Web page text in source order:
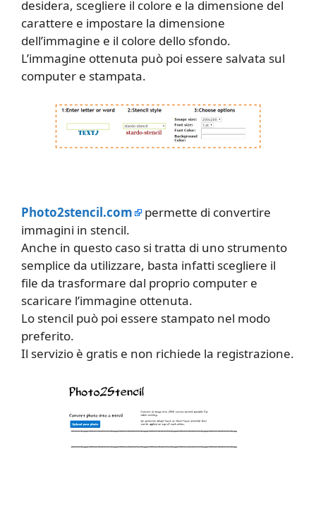
desidera, scegliere il colore e la dimensione del
carattere e impostare la dimensione
dell’immagine e il colore dello sfondo.
L’immagine ottenuta può poi essere salvata sul
computer e stampata.
Photo2stencil.com
permette di convertire
immagini in stencil.
Anche in questo caso si tratta di uno strumento
semplice da utilizzare, basta infatti scegliere il
file da trasformare dal proprio computer e
scaricare l’immagine ottenuta.
Lo stencil può poi essere stampato nel modo
preferito.
Il servizio è gratis e non richiede la registrazione.